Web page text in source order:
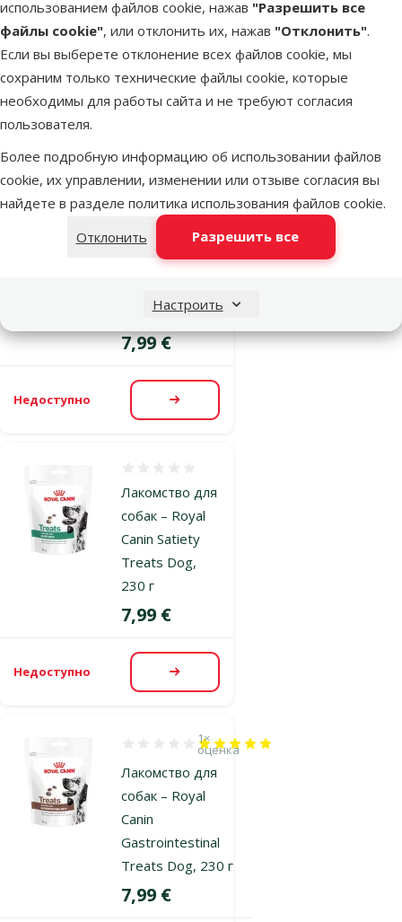
использованием файлов cookie, нажав "Разрешить все
файлы cookie", или отклонить их, нажав "Отклонить".
Если вы выберете отклонение всех файлов cookie, мы
сохраним только технические файлы cookie, которые
необходимы для работы сайта и не требуют согласия
пользователя.
Более подробную информацию об использовании файлов
cookie, их управлении, изменении или отзыве согласия вы
найдете в разделе политика использования файлов cookie.
Отклонить
Разрешить все
Настроить
490 г
Цена
16,99 €
В наличии В корзину
собак – Royal
Canin
Hypoallergenic
230 г
Оценка 0%
Цена
7,99 €
Недоступно Посмотреть
Лакомство для
собак – Royal
Canin Satiety
Treats Dog,
230 г
Цена
7,99 €
Недоступно Посмотреть
Лакомство для
собак – Royal
Canin
Gastrointestinal
Treats Dog, 230 г
Оценка 100%, количество оценок: 1
1×
оценка
Цена
7,99 €